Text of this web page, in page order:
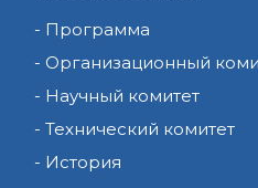
Программа
Организационный
Научный комитет
Технический комитет
История